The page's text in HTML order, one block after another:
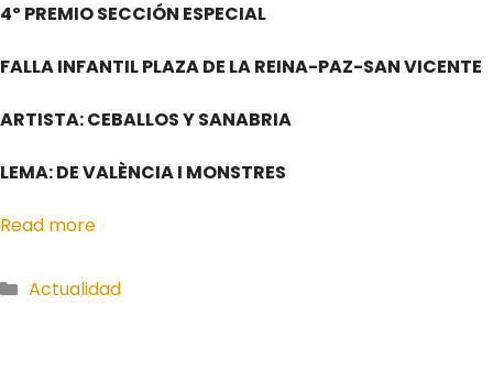
4º PREMIO SECCIÓN ESPECIAL
FALLA INFANTIL PLAZA DE LA REINA-PAZ-SAN VICENTE
ARTISTA: CEBALLOS Y SANABRIA
LEMA: DE VALÈNCIA I MONSTRES
Read more
Actualidad